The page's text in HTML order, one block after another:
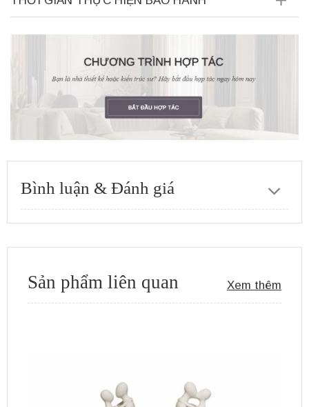
Bình luận & Đánh giá
Sản phẩm liên quan Xem thêm